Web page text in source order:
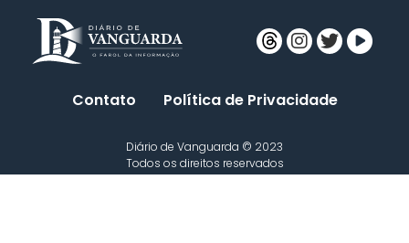
Contato Política de Privacidade
Diário de Vanguarda © 2023
Todos os direitos reservados